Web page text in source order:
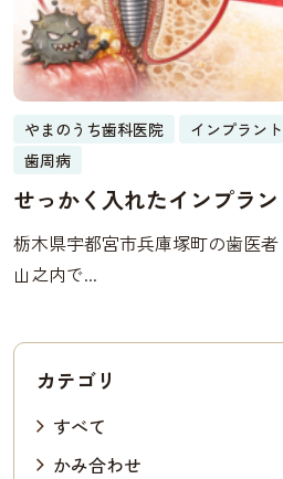
やまのうち歯科医院 インプラント
歯周病
せっかく入れたインプラ
は“歯周病”かもしれません
栃木県宇都宮市兵庫塚町の歯医
山之内で...
カテゴリ
すべて
かみ合わせ